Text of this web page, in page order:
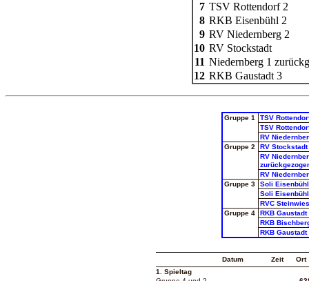
7 TSV Rottendorf 2
8 RKB Eisenbühl 2
9 RV Niedernberg 2
10 RV Stockstadt
11 Niedernberg 1
12 RKB Gaustadt 3
Gruppe 1
TSV
TSV
RV
Gruppe 2
RV Stockstadt
RV
RV
Gruppe 3
Soli
Soli
RVC
Gruppe 4
RKB Gaustadt
RKB
RKB Gaustadt
Datum Zeit
Ort
1. Spieltag